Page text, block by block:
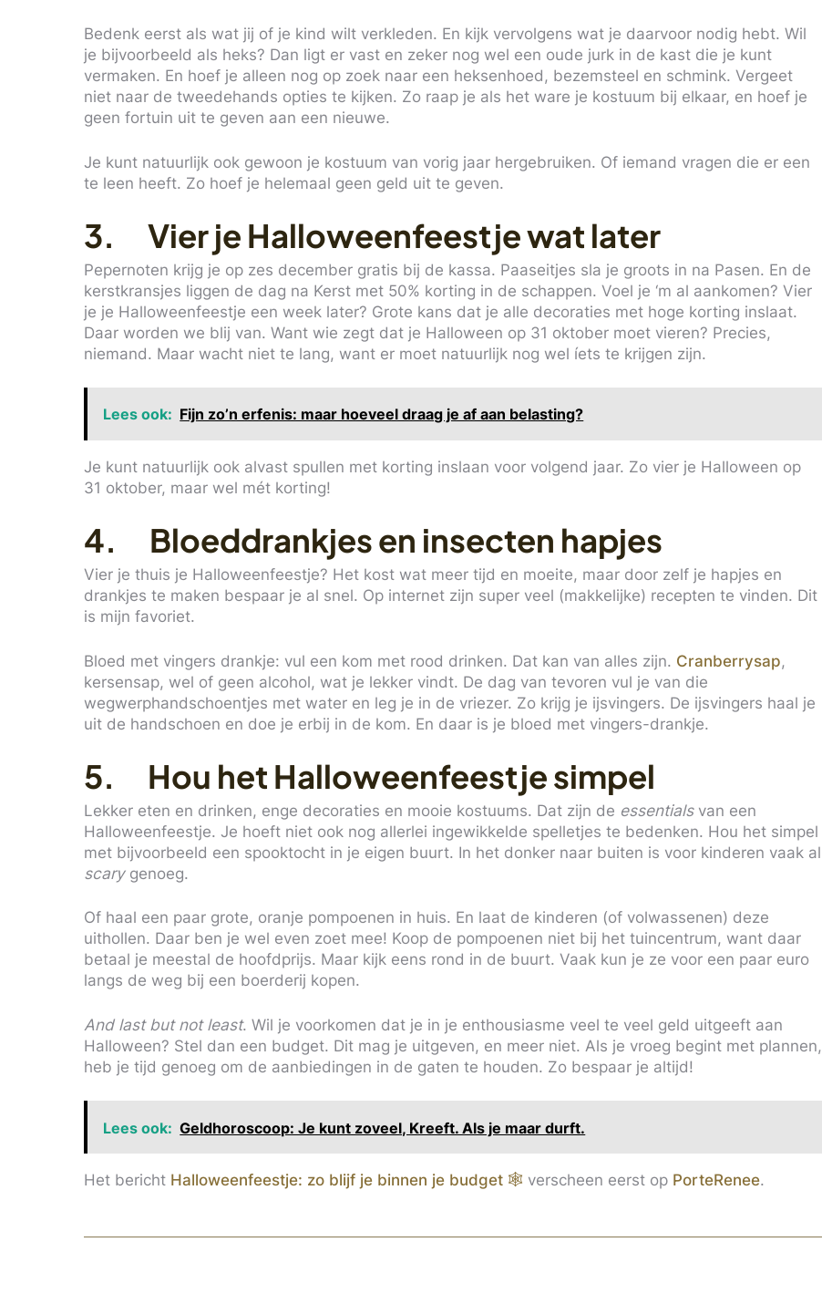
Bedenk eerst als wat jij of je kind wilt verkleden. En kijk vervolgens wat je daarvoor nodig hebt. Wil
je bijvoorbeeld als heks? Dan ligt er vast en zeker nog wel een oude jurk in de kast die je kunt
vermaken. En hoef je alleen nog op zoek naar een heksenhoed, bezemsteel en schmink. Vergeet
niet naar de tweedehands opties te kijken. Zo raap je als het ware je kostuum bij elkaar, en hoef je
geen fortuin uit te geven aan een nieuwe.
Je kunt natuurlijk ook gewoon je kostuum van vorig jaar hergebruiken. Of iemand vragen die er een
te leen heeft. Zo hoef je helemaal geen geld uit te geven.
3. Vier je Halloweenfeestje wat later
Pepernoten krijg je op zes december gratis bij de kassa. Paaseitjes sla je groots in na Pasen. En de
kerstkransjes liggen de dag na Kerst met 50% korting in de schappen. Voel je ‘m al aankomen? Vier
je je Halloweenfeestje een week later? Grote kans dat je alle decoraties met hoge korting inslaat.
Daar worden we blij van. Want wie zegt dat je Halloween op 31 oktober moet vieren? Precies,
niemand. Maar wacht niet te lang, want er moet natuurlijk nog wel íets te krijgen zijn.
Lees ook: Fijn zo’n erfenis: maar hoeveel draag je af aan belasting?
Je kunt natuurlijk ook alvast spullen met korting inslaan voor volgend jaar. Zo vier je Halloween op
31 oktober, maar wel mét korting!
4. Bloeddrankjes en insecten hapjes
Vier je thuis je Halloweenfeestje? Het kost wat meer tijd en moeite, maar door zelf je hapjes en
drankjes te maken bespaar je al snel. Op internet zijn super veel (makkelijke) recepten te vinden. Dit
is mijn favoriet.
Bloed met vingers drankje: vul een kom met rood drinken. Dat kan van alles zijn. Cranberrysap,
kersensap, wel of geen alcohol, wat je lekker vindt. De dag van tevoren vul je van die
wegwerphandschoentjes met water en leg je in de vriezer. Zo krijg je ijsvingers. De ijsvingers haal je
uit de handschoen en doe je erbij in de kom. En daar is je bloed met vingers-drankje.
5. Hou het Halloweenfeestje simpel
Lekker eten en drinken, enge decoraties en mooie kostuums. Dat zijn de essentialsvan een
Halloweenfeestje. Je hoeft niet ook nog allerlei ingewikkelde spelletjes te bedenken. Hou het simpel
met bijvoorbeeld een spooktocht in je eigen buurt. In het donker naar buiten is voor kinderen vaak al
scarygenoeg.
Of haal een paar grote, oranje pompoenen in huis. En laat de kinderen (of volwassenen) deze
uithollen. Daar ben je wel even zoet mee! Koop de pompoenen niet bij het tuincentrum, want daar
betaal je meestal de hoofdprijs. Maar kijk eens rond in de buurt. Vaak kun je ze voor een paar euro
langs de weg bij een boerderij kopen.
And last but not least. Wil je voorkomen dat je in je enthousiasme veel te veel geld uitgeeft aan
Halloween? Stel dan een budget. Dit mag je uitgeven, en meer niet. Als je vroeg begint met plannen,
heb je tijd genoeg om de aanbiedingen in de gaten te houden. Zo bespaar je altijd!
Lees ook: Geldhoroscoop: Je kunt zoveel, Kreeft. Als je maar durft.
Het bericht Halloweenfeestje: zo blijf je binnen je budget 🕸 verscheen eerst op PorteRenee.